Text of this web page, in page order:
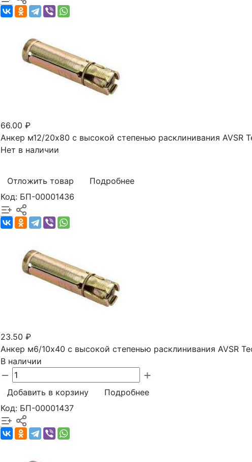
66.00 ₽
Анкер м12/20х80 с высокой степенью расклинивания AVSR
Нет в наличии
Отложить товар
Подробнее
Код: БП-00001436
23.50 ₽
Анкер м6/10х40 с высокой степенью расклинивания AVSR
В наличии
Добавить в корзину
Подробнее
Код: БП-00001437